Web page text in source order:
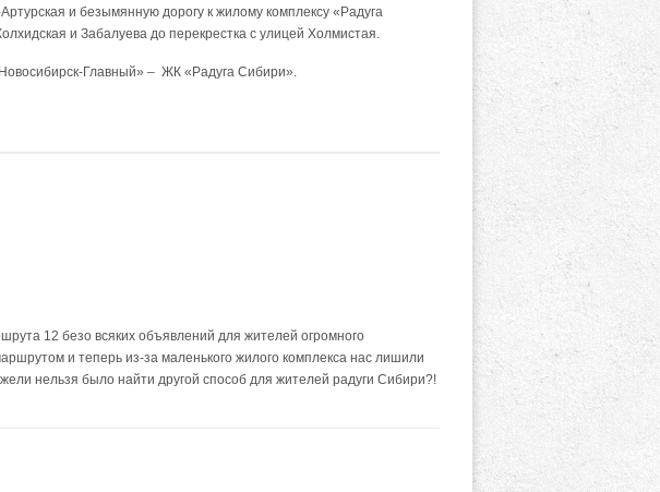
и безымянную дорогу к жилому комплексу «Радуга
и Забалуева до перекрестка с улицей Холмистая.
Главный» – ЖК «Радуга Сибири».
12 безо всяких объявлений для жителей огромного
и теперь из-за маленького жилого комплекса нас лишили
нельзя было найти другой способ для жителей радуги Сибири?!